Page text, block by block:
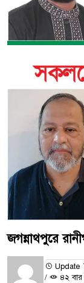
জগন্নাথপুরে
Update
/
৪২ বার